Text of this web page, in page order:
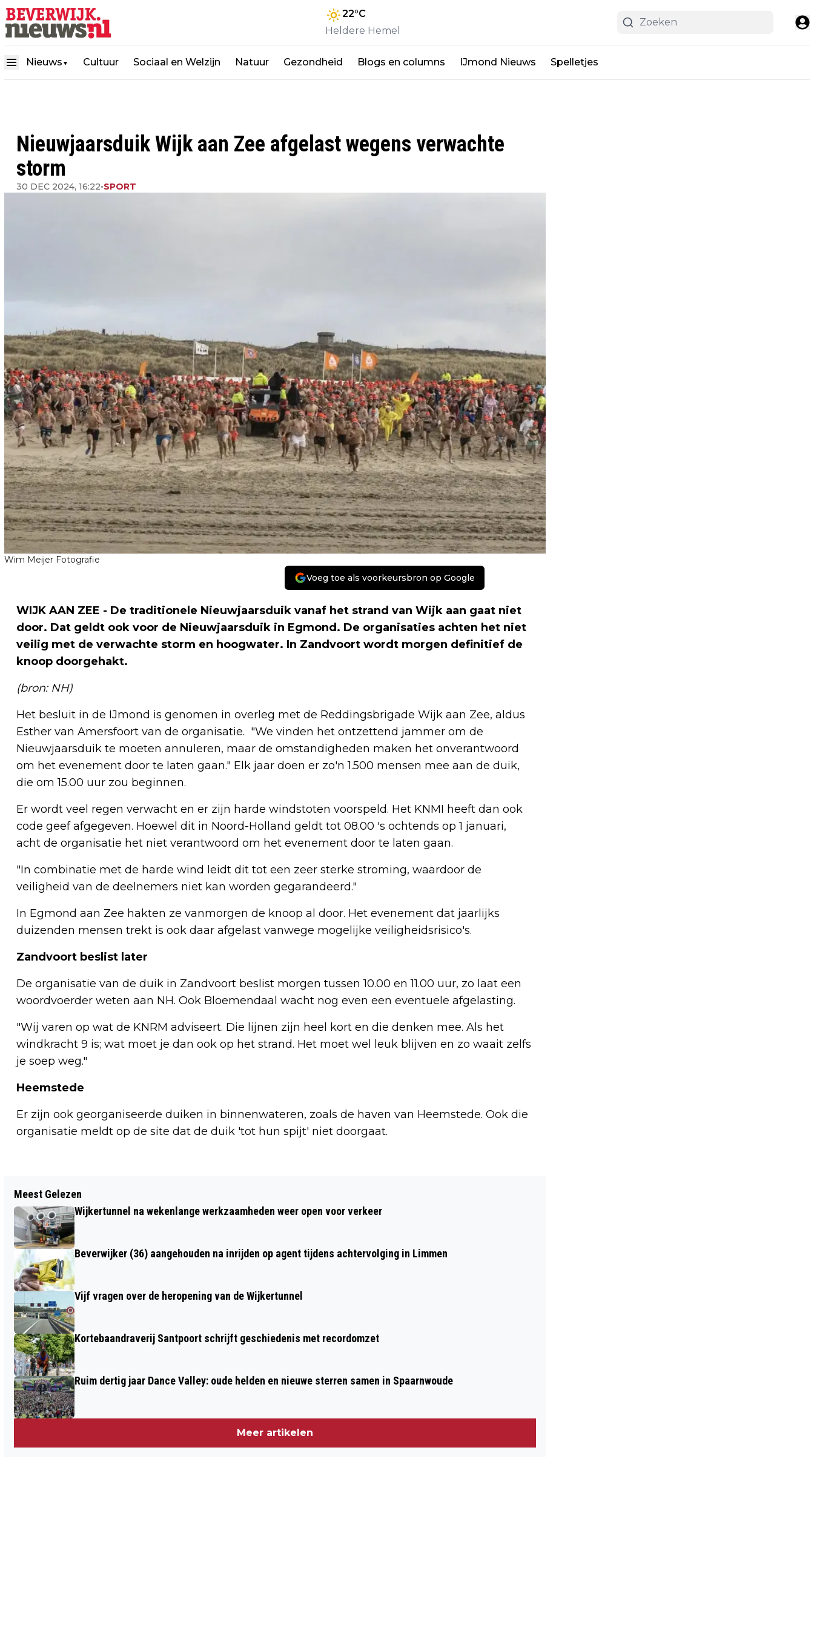
22°C
Heldere Hemel
Nieuws ▼ Cultuur Sociaal en Welzijn Natuur Gezondheid Blogs en columns IJmond Nieuws Spelletjes
Nieuwjaarsduik Wijk aan Zee afgelast wegens verwachte
storm
30 DEC 2024, 16:22•SPORT
Wim Meijer Fotografie
Voeg toe als voorkeursbron op Google
WIJK AAN ZEE - De traditionele Nieuwjaarsduik vanaf het strand van Wijk aan gaat niet
door. Dat geldt ook voor de Nieuwjaarsduik in Egmond. De organisaties achten het niet
veilig met de verwachte storm en hoogwater. In Zandvoort wordt morgen definitief de
knoop doorgehakt.
(bron: NH)
Het besluit in de IJmond is genomen in overleg met de Reddingsbrigade Wijk aan Zee, aldus
Esther van Amersfoort van de organisatie. "We vinden het ontzettend jammer om de
Nieuwjaarsduik te moeten annuleren, maar de omstandigheden maken het onverantwoord
om het evenement door te laten gaan." Elk jaar doen er zo'n 1.500 mensen mee aan de duik,
die om 15.00 uur zou beginnen.
Er wordt veel regen verwacht en er zijn harde windstoten voorspeld. Het KNMI heeft dan ook
code geef afgegeven. Hoewel dit in Noord-Holland geldt tot 08.00 's ochtends op 1 januari,
acht de organisatie het niet verantwoord om het evenement door te laten gaan.
"In combinatie met de harde wind leidt dit tot een zeer sterke stroming, waardoor de
veiligheid van de deelnemers niet kan worden gegarandeerd."
In Egmond aan Zee hakten ze vanmorgen de knoop al door. Het evenement dat jaarlijks
duizenden mensen trekt is ook daar afgelast vanwege mogelijke veiligheidsrisico's.
Zandvoort beslist later
De organisatie van de duik in Zandvoort beslist morgen tussen 10.00 en 11.00 uur, zo laat een
woordvoerder weten aan NH. Ook Bloemendaal wacht nog even een eventuele afgelasting.
"Wij varen op wat de KNRM adviseert. Die lijnen zijn heel kort en die denken mee. Als het
windkracht 9 is; wat moet je dan ook op het strand. Het moet wel leuk blijven en zo waait zelfs
je soep weg."
Heemstede
Er zijn ook georganiseerde duiken in binnenwateren, zoals de haven van Heemstede. Ook die
organisatie meldt op de site dat de duik 'tot hun spijt' niet doorgaat.
CODE GEEL TIJDENS JAARWISSELING IN
NOORD-HOLLAND OM WINDSTOTEN
DIERENAMBULANCE KENNEMERLAND EN
Meest Gelezen
Wijkertunnel na wekenlange werkzaamheden weer open voor verkeer
Beverwijker (36) aangehouden na inrijden op agent tijdens achtervolging in Limmen
Vijf vragen over de heropening van de Wijkertunnel
Kortebaandraverij Santpoort schrijft geschiedenis met recordomzet
Ruim dertig jaar Dance Valley: oude helden en nieuwe sterren samen in Spaarnwoude
Meer artikelen